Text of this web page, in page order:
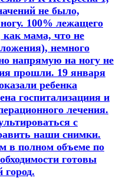
не было,
100% лежащего
мама, что не
немного
напрямую на ногу не
прошли. 19 января
ребенка
госпитализациия и
лечения.
с
наши снимки.
в полном объеме по
готовы
город.